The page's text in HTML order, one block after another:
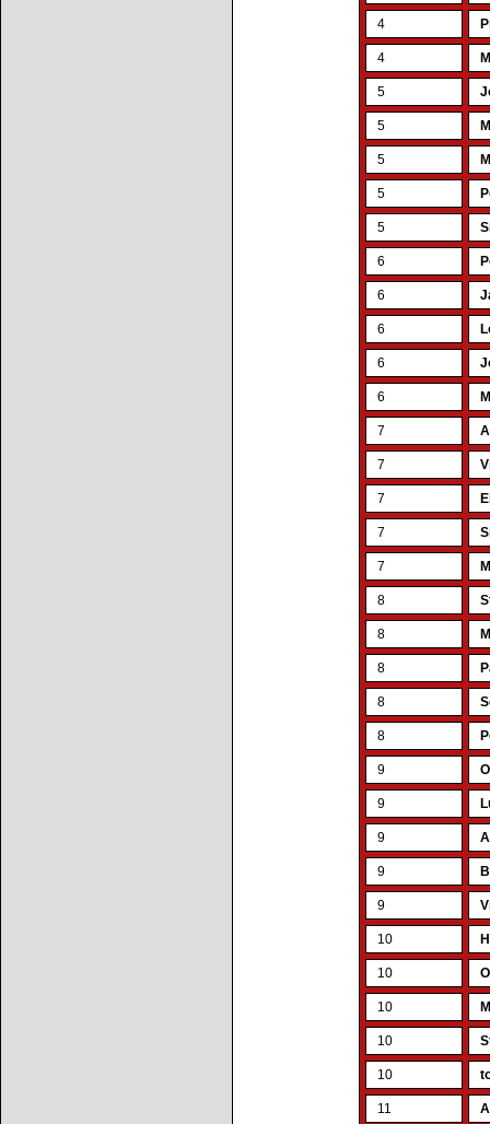
4
4
5
5
5
5
5
6
6
6
6
6
7
7
7
7
7
8
8
8
8
8
9
9
9
9
9
10
10
10
10
10
11